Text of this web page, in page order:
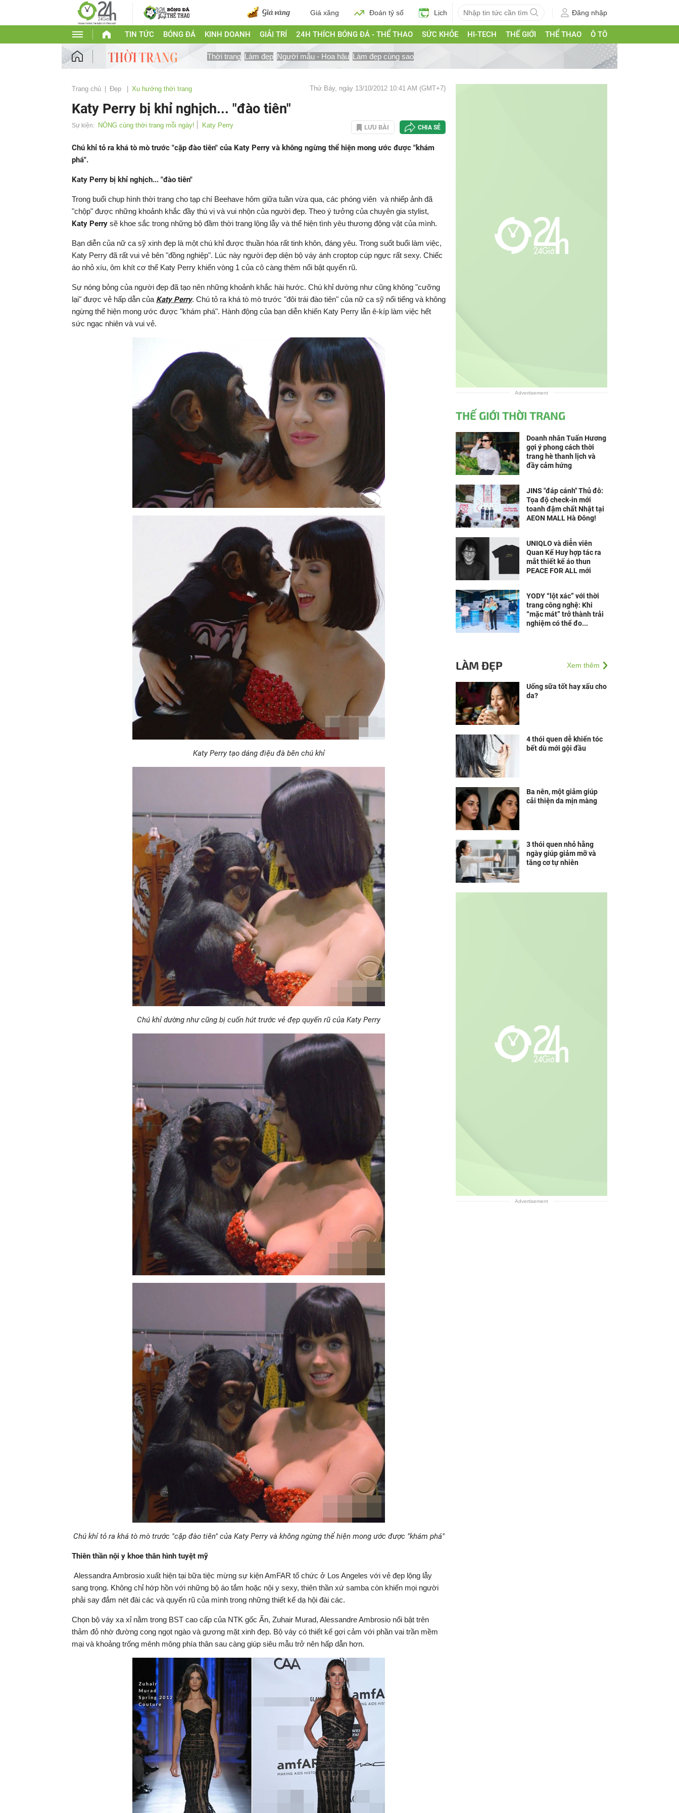
Giá xăng Đoán tỷ số Lịch Đăng nhập
TIN TỨC BÓNG ĐÁ KINH DOANH GIẢI TRÍ 24H THÍCH BÓNG ĐÁ - THỂ THAO SỨC KHỎE HI-TECH THẾ GIỚI THỂ THAO Ô TÔ
Thời trang Làm đẹp Người mẫu - Hoa hậu Làm đẹp cùng sao
Trang chủ Đẹp Xu hướng thời trang Thứ Bảy, ngày 13/10/2012 10:41 AM (GMT+7)
Katy Perry bị khỉ nghịch... "đào tiên"
Sự kiện: NÓNG cùng thời trang mỗi ngày! Katy Perry LƯU BÀI CHIA SẺ
Chú khỉ tỏ ra khá tò mò trước "cặp đào tiên" của Katy Perry và không ngừng thể hiện mong ước được "khám
phá".
Katy Perry bị khỉ nghịch... "đào tiên"
Trong buổi chụp hình thời trang cho tạp chí Beehave hôm giữa tuần vừa qua, các phóng viên và nhiếp ảnh đã
"chộp" được những khoảnh khắc đầy thú vị và vui nhộn của người đẹp. Theo ý tưởng của chuyên gia stylist,
Katy Perry sẽ khoe sắc trong những bộ đầm thời trang lộng lẫy và thể hiện tình yêu thương động vật của mình.
Bạn diễn của nữ ca sỹ xinh đẹp là một chú khỉ được thuần hóa rất tinh khôn, đáng yêu. Trong suốt buổi làm việc,
Katy Perry đã rất vui vẻ bên "đồng nghiệp". Lúc này người đẹp diện bộ váy ánh croptop cúp ngực rất sexy. Chiếc
áo nhỏ xíu, ôm khít cơ thể Katy Perry khiến vòng 1 của cô càng thêm nổi bật quyến rũ.
Sự nóng bỏng của người đẹp đã tạo nên những khoảnh khắc hài hước. Chú khỉ dường như cũng không "cưỡng
lại" được vẻ hấp dẫn của Katy Perry. Chú tỏ ra khá tò mò trước "đôi trái đào tiên" của nữ ca sỹ nổi tiếng và không
ngừng thể hiện mong ước được "khám phá". Hành động của bạn diễn khiến Katy Perry lẫn ê-kíp làm việc hết
sức ngạc nhiên và vui vẻ.
Katy Perry tạo dáng điệu đà bên chú khỉ
Chú khỉ dường như cũng bị cuốn hút trước vẻ đẹp quyến rũ của Katy Perry
Chú khỉ tỏ ra khá tò mò trước "cặp đào tiên" của Katy Perry và không ngừng thể hiện mong ước được "khám phá"
Thiên thần nội y khoe thân hình tuyệt mỹ
Alessandra Ambrosio xuất hiện tại bữa tiệc mừng sự kiện AmFAR tổ chức ở Los Angeles với vẻ đẹp lộng lẫy
sang trọng. Không chỉ hớp hồn với những bộ áo tắm hoặc nội y sexy, thiên thần xứ samba còn khiến mọi người
phải say đắm nét đài các và quyến rũ của mình trong những thiết kế dạ hội đài các.
Chọn bộ váy xa xỉ nằm trong BST cao cấp của NTK gốc Ấn, Zuhair Murad, Alessandre Ambrosio nổi bật trên
thảm đỏ nhờ đường cong ngọt ngào và gương mặt xinh đẹp. Bộ váy có thiết kế gợi cảm với phần vai trần mềm
mại và khoảng trống mênh mông phía thân sau càng giúp siêu mẫu trở nên hấp dẫn hơn.
Advertisement
THẾ GIỚI THỜI TRANG
Doanh nhân Tuấn Hương
gợi ý phong cách thời
trang hè thanh lịch và
đầy cảm hứng
JINS "đáp cánh" Thủ đô:
Tọa độ check-in mới
toanh đậm chất Nhật tại
AEON MALL Hà Đông!
UNIQLO và diễn viên
Quan Kế Huy hợp tác ra
mắt thiết kế áo thun
PEACE FOR ALL mới
YODY “lột xác” với thời
trang công nghệ: Khi
“mặc mát” trở thành trải
nghiệm có thể đo...
LÀM ĐẸP Xem thêm
Uống sữa tốt hay xấu cho
da?
4 thói quen dễ khiến tóc
bết dù mới gội đầu
Ba nên, một giảm giúp
cải thiện da mịn màng
3 thói quen nhỏ hằng
ngày giúp giảm mỡ và
tăng cơ tự nhiên
Advertisement